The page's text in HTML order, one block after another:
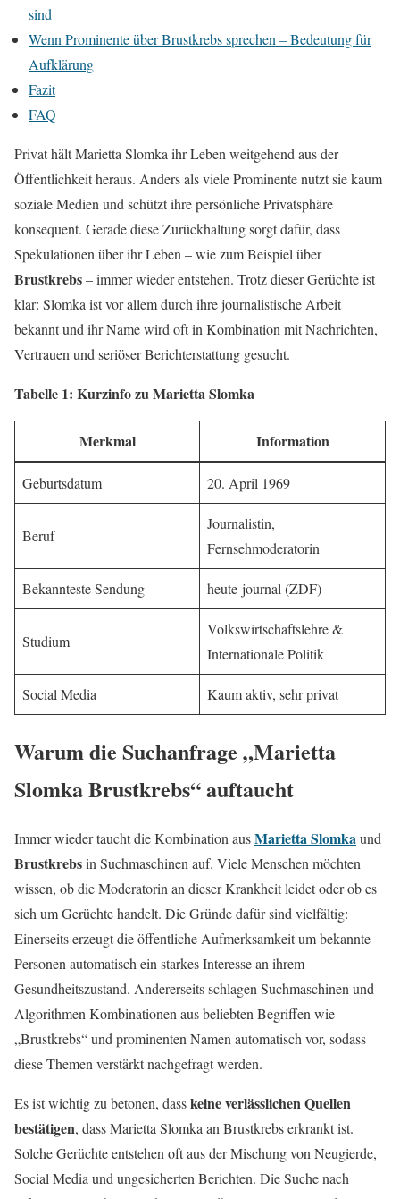
sind
Wenn Prominente über Brustkrebs sprechen – Bedeutung für
Aufklärung
Fazit
FAQ
Privat hält Marietta Slomka ihr Leben weitgehend aus der
Öffentlichkeit heraus. Anders als viele Prominente nutzt sie kaum
soziale Medien und schützt ihre persönliche Privatsphäre
konsequent. Gerade diese Zurückhaltung sorgt dafür, dass
Spekulationen über ihr Leben – wie zum Beispiel über
Brustkrebs– immer wieder entstehen. Trotz dieser Gerüchte ist
klar: Slomka ist vor allem durch ihre journalistische Arbeit
bekannt und ihr Name wird oft in Kombination mit Nachrichten,
Vertrauen und seriöser Berichterstattung gesucht.
Tabelle 1: Kurzinfo zu Marietta Slomka
Merkmal Information
Geburtsdatum 20. April 1969
Beruf
Journalistin,
Fernsehmoderatorin
Bekannteste Sendung heute-journal (ZDF)
Studium
Volkswirtschaftslehre &
Internationale Politik
Social Media Kaum aktiv, sehr privat
Warum die Suchanfrage „Marietta
Slomka Brustkrebs“ auftaucht
Immer wieder taucht die Kombination ausMarietta Slomkaund
Brustkrebsin Suchmaschinen auf. Viele Menschen möchten
wissen, ob die Moderatorin an dieser Krankheit leidet oder ob es
sich um Gerüchte handelt. Die Gründe dafür sind vielfältig:
Einerseits erzeugt die öffentliche Aufmerksamkeit um bekannte
Personen automatisch ein starkes Interesse an ihrem
Gesundheitszustand. Andererseits schlagen Suchmaschinen und
Algorithmen Kombinationen aus beliebten Begriffen wie
„Brustkrebs“ und prominenten Namen automatisch vor, sodass
diese Themen verstärkt nachgefragt werden.
Es ist wichtig zu betonen, dasskeine verlässlichen Quellen
bestätigen, dass Marietta Slomka an Brustkrebs erkrankt ist.
Solche Gerüchte entstehen oft aus der Mischung von Neugierde,
Social Media und ungesicherten Berichten. Die Suche nach